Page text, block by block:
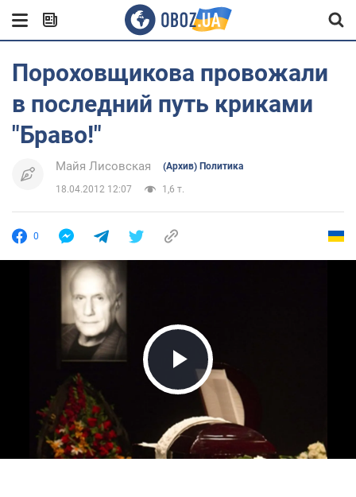
Пороховщикова провожали
в последний путь криками
"Браво!"
Майя Лисовская (Архив) Политика
18.04.2012 12:07 1,6 т.
0
Play Video